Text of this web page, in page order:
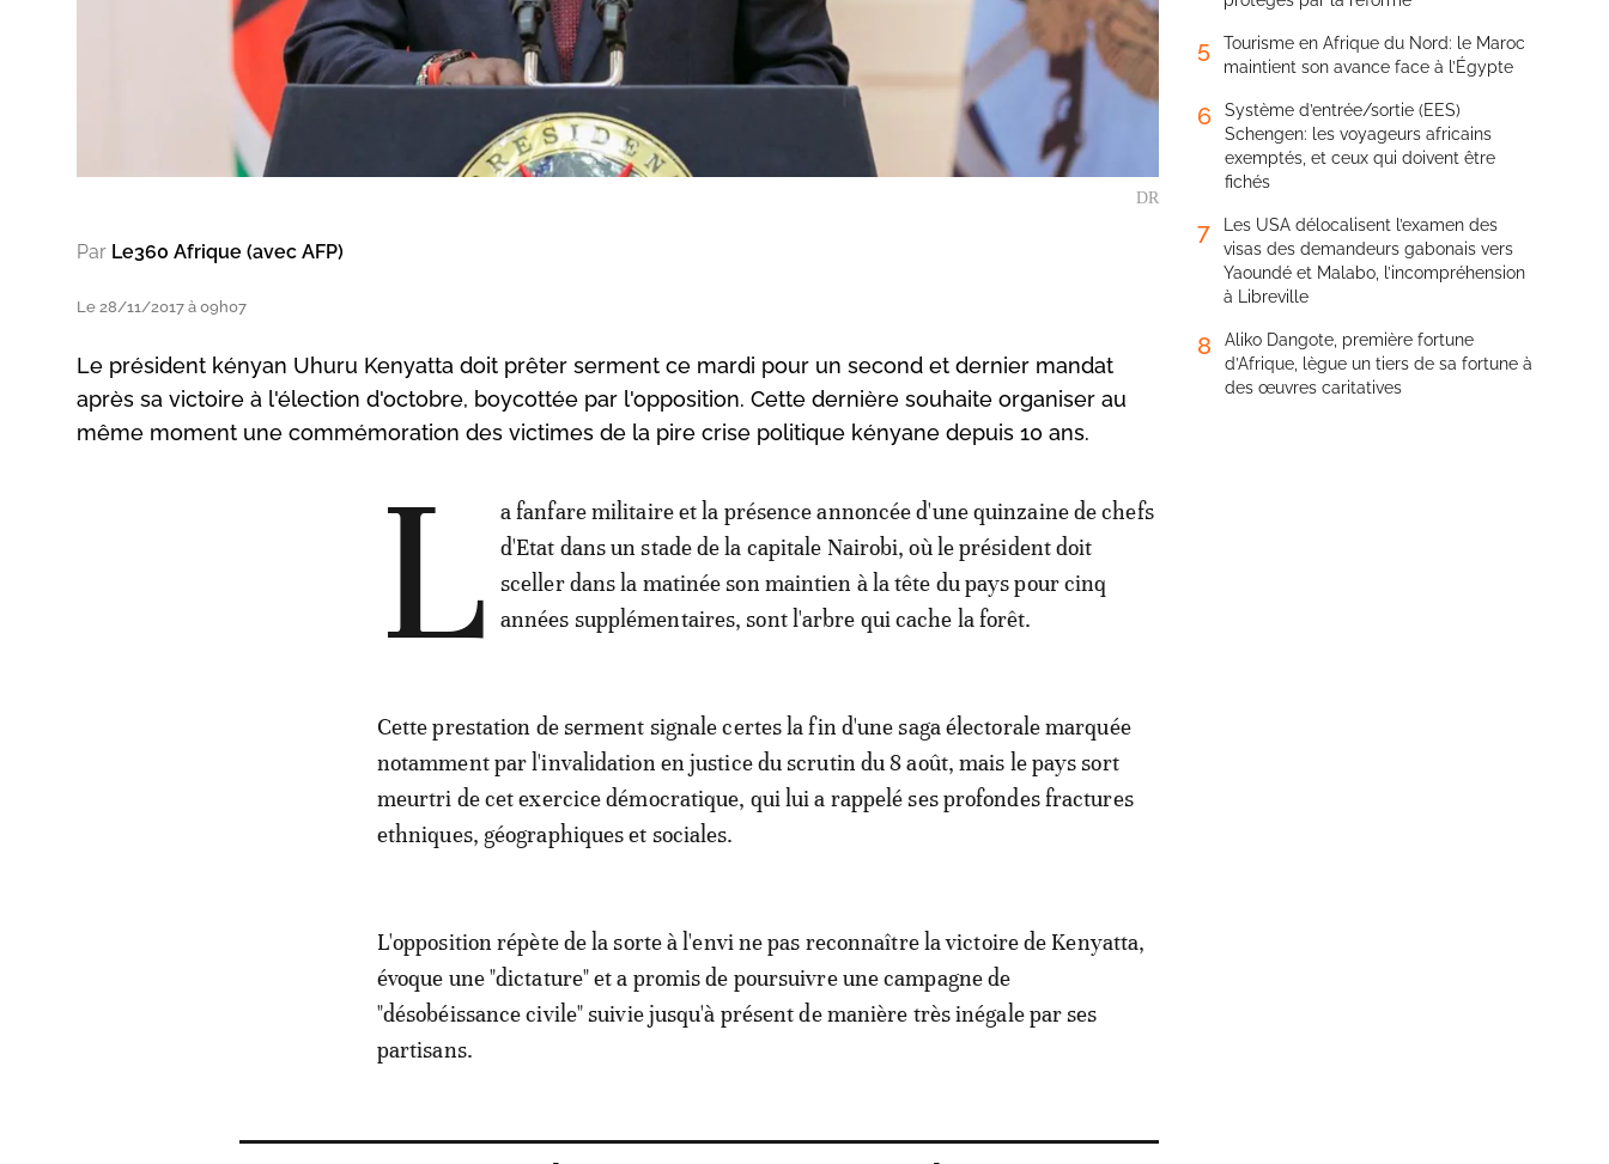
DR
Par Le360 Afrique (avec AFP)
Le 28/11/2017 à 09h07
Le président kényan Uhuru Kenyatta doit prêter serment ce mardi pour un second et dernier mandat
après sa victoire à l'élection d'octobre, boycottée par l'opposition. Cette dernière souhaite organiser au
même moment une commémoration des victimes de la pire crise politique kényane depuis 10 ans.
L
a fanfare militaire et la présence annoncée d'une quinzaine de chefs
d'Etat dans un stade de la capitale Nairobi, où le président doit
sceller dans la matinée son maintien à la tête du pays pour cinq
années supplémentaires, sont l'arbre qui cache la forêt.
Cette prestation de serment signale certes la fin d'une saga électorale marquée
notamment par l'invalidation en justice du scrutin du 8 août, mais le pays sort
meurtri de cet exercice démocratique, qui lui a rappelé ses profondes fractures
ethniques, géographiques et sociales.
L'opposition répète de la sorte à l'envi ne pas reconnaître la victoire de Kenyatta,
évoque une "dictature" et a promis de poursuivre une campagne de
"désobéissance civile" suivie jusqu'à présent de manière très inégale par ses
partisans.
5
Tourisme en Afrique du Nord: le Maroc
maintient son avance face à l’Égypte
6
Système d’entrée/sortie (EES)
Schengen: les voyageurs africains
exemptés, et ceux qui doivent être
fichés
7
Les USA délocalisent l’examen des
visas des demandeurs gabonais vers
Yaoundé et Malabo, l’incompréhension
à Libreville
8
Aliko Dangote, première fortune
d’Afrique, lègue un tiers de sa fortune à
des œuvres caritatives